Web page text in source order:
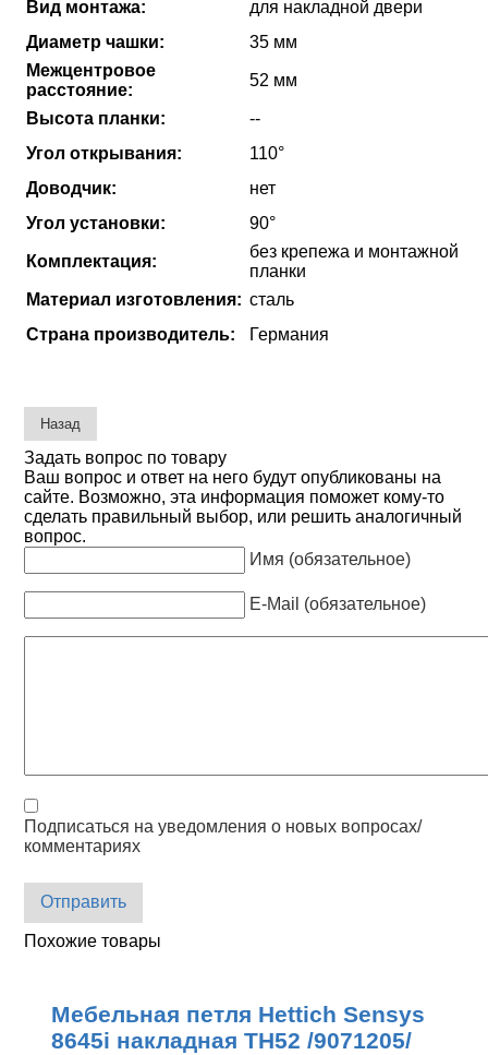
Вид монтажа:
для накладной двери
Диаметр чашки:
35 мм
Межцентровое
расстояние:
52 мм
Высота планки:
--
Угол открывания:
110°
Доводчик:
нет
Угол установки:
90°
Комплектация:
без крепежа и монтажной
планки
Материал изготовления: сталь
Страна производитель:
Германия
Задать вопрос по товару
Ваш вопрос и ответ на него будут опубликованы на
сайте. Возможно, эта информация поможет кому-то
сделать правильный выбор, или решить аналогичный
вопрос.
Имя (обязательное)
E-Mail (обязательное)
Подписаться на уведомления о новых вопросах/
комментариях
Отправить
Похожие товары
Мебельная петля Hettich Sensys
8645i накладная ТН52 /9071205/